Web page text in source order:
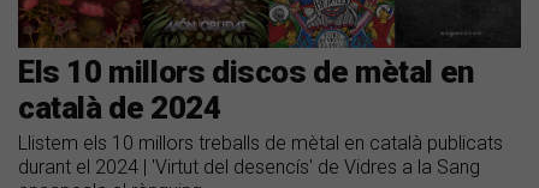
Els 10 millors discos de mètal en
català de 2024
Llistem els 10 millors treballs de mètal en català publicats
durant el 2024 | 'Virtut del desencís' de Vidres a la Sang